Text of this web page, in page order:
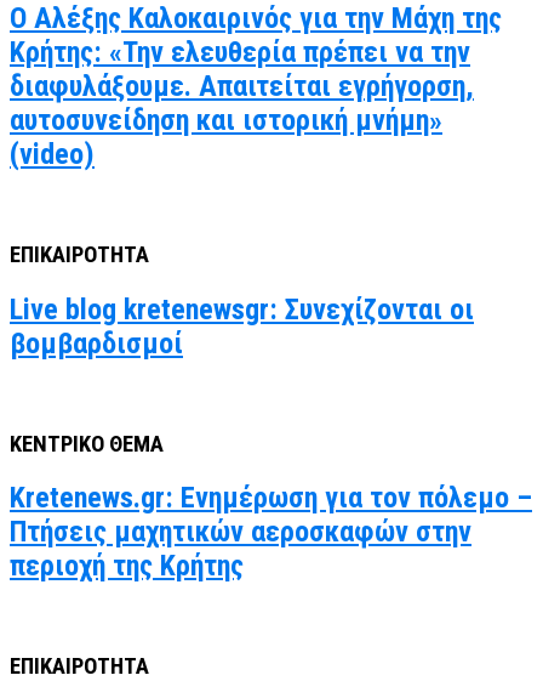
Ο Αλέξης Καλοκαιρινός για την Μάχη της
Κρήτης: «Την ελευθερία πρέπει να την
διαφυλάξουμε. Απαιτείται εγρήγορση,
αυτοσυνείδηση και ιστορική μνήμη»
(video)
ΕΠΙΚΑΙΡΟΤΗΤΑ
Live blog kretenewsgr: Συνεχίζονται οι
βομβαρδισμοί
ΚΕΝΤΡΙΚΟ ΘΕΜΑ
Kretenews.gr: Ενημέρωση για τον πόλεμο –
Πτήσεις μαχητικών αεροσκαφών στην
περιοχή της Κρήτης
ΕΠΙΚΑΙΡΟΤΗΤΑ